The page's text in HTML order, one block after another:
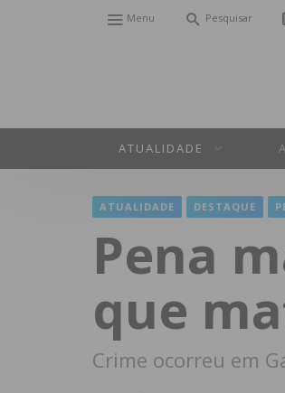
Menu Pesquisar
ATUALIDADE
ATUALIDADE DESTAQUE
Pena
que
Crime ocorreu em